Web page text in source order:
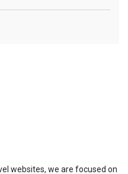
websites, we are focused on